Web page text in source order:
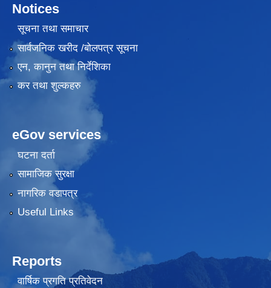
Notices
सूचना तथा समाचार
सार्वजनिक खरीद /बोलपत्र सूचना
एन, कानुन तथा निर्देशिका
कर तथा शुल्कहरु
eGov services
घटना दर्ता
सामाजिक सुरक्षा
नागरिक वडापत्र
Useful Links
Reports
वार्षिक प्रगति प्रतिवेदन